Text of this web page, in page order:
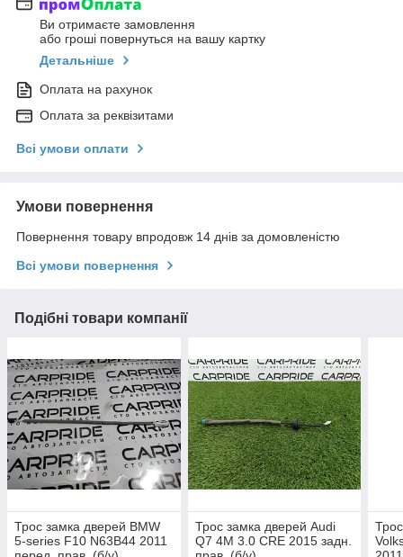
Ви отримаєте замовлення
або гроші повернуться на вашу картку
Детальніше
Оплата на рахунок
Оплата за реквізитами
Всі умови оплати
Умови повернення
Повернення товару впродовж 14 днів за домовленістю
Всі умови повернення
Подібні товари компанії
Трос замка дверей BMW
5-series F10 N63B44 2011
Трос замка дверей Audi
Q7 4M 3.0 CRE 2015 задн.